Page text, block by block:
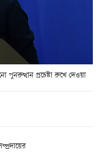
পুনরুত্থান প্রচেষ্টা রুখে দেওয়া